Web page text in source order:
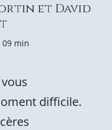
et David
09 min
difficile.